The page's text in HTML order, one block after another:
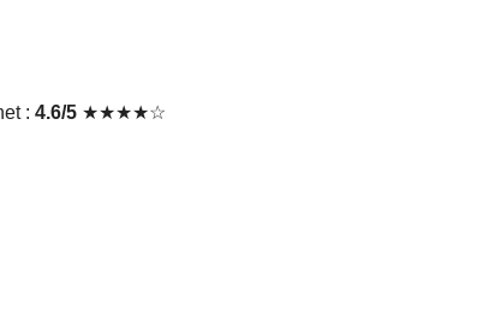
: 4.6/5 ★★★★☆